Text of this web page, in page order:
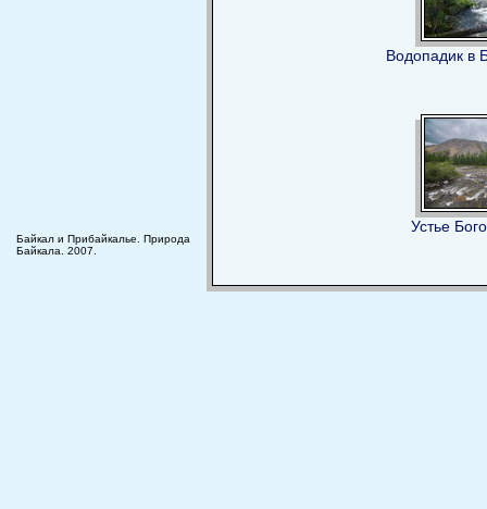
Водопадик в
Устье
Байкал и Прибайкалье. Природа
Байкала. 2007.